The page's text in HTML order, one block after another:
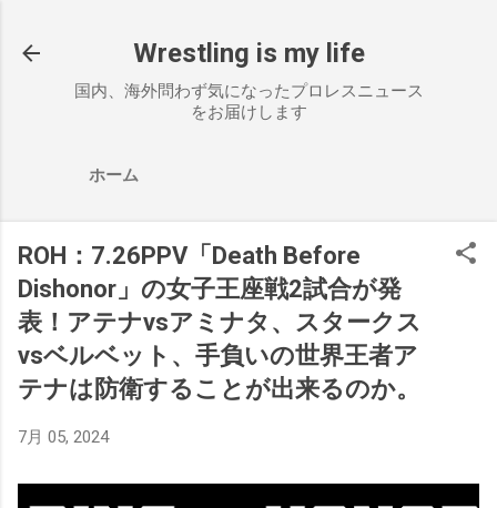
Wrestling is my life
国内、海外問わず気になったプロレスニュース
をお届けします
ホーム
ROH：7.26PPV「Death Before
Dishonor」の女子王座戦2試合が発
表！アテナvsアミナタ、スタークス
vsベルベット、手負いの世界王者ア
テナは防衛することが出来るのか。
7月 05, 2024